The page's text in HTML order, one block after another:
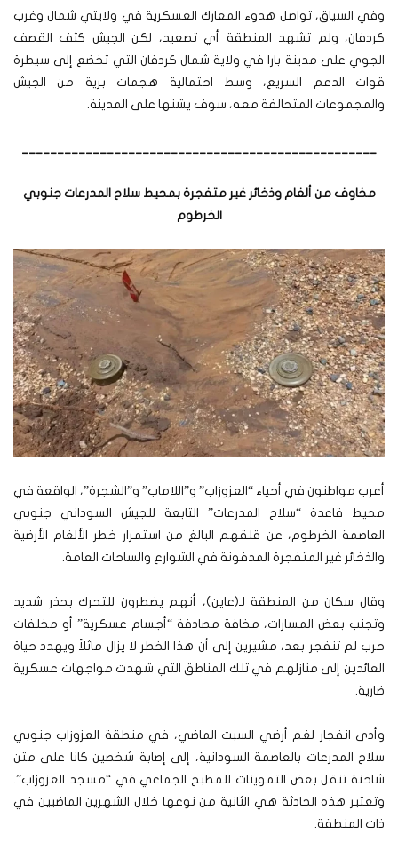
وفي السياق، تواصل هدوء المعارك العسكرية في ولايتي شمال وغرب
كردفان، ولم تشهد المنطقة أي تصعيد، لكن الجيش كثف القصف
الجوي على مدينة بارا في ولاية شمال كردفان التي تخضع إلى سيطرة
قوات الدعم السريع، وسط احتمالية هجمات برية من الجيش
والمجموعات المتحالفة معه، سوف يشنها على المدينة.
مخاوف من ألغام وذخائر غير متفجرة بمحيط سلاح المدرعات جنوبي
الخرطوم
أعرب مواطنون في أحياء “العزوزاب” و”اللاماب” و”الشجرة”، الواقعة في
محيط قاعدة “سلاح المدرعات” التابعة للجيش السوداني جنوبي
العاصمة الخرطوم، عن قلقهم البالغ من استمرار خطر الألغام الأرضية
والذخائر غير المتفجرة المدفونة في الشوارع والساحات العامة.
وقال سكان من المنطقة لـ(عاين)، أنهم يضطرون للتحرك بحذر شديد
وتجنب بعض المسارات، مخافة مصادفة “أجسام عسكرية” أو مخلفات
حرب لم تنفجر بعد، مشيرين إلى أن هذا الخطر لا يزال ماثلاً ويهدد حياة
العائدين إلى منازلهم في تلك المناطق التي شهدت مواجهات عسكرية
ضارية.
وأدى انفجار لغم أرضي السبت الماضي، في منطقة العزوزاب جنوبي
سلاح المدرعات بالعاصمة السودانية، إلى إصابة شخصين كانا على متن
شاحنة تنقل بعض التموينات للمطبخ الجماعي في “مسجد العزوزاب”.
وتعتبر هذه الحادثة هي الثانية من نوعها خلال الشهرين الماضيين في
ذات المنطقة.